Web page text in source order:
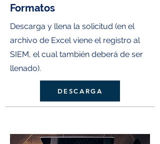
Formatos
Descarga y llena la solicitud (en el
archivo de Excel viene el registro al
SIEM, el cual también deberá de ser
llenado).
DESCARGA